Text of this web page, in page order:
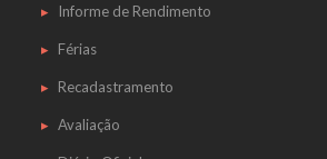
Informe de Rendimento
Férias
Recadastramento
Avaliação